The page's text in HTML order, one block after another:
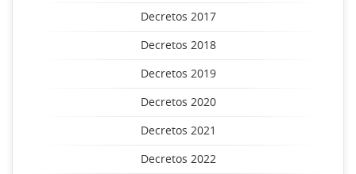
Decretos 2017
Decretos 2018
Decretos 2019
Decretos 2020
Decretos 2021
Decretos 2022